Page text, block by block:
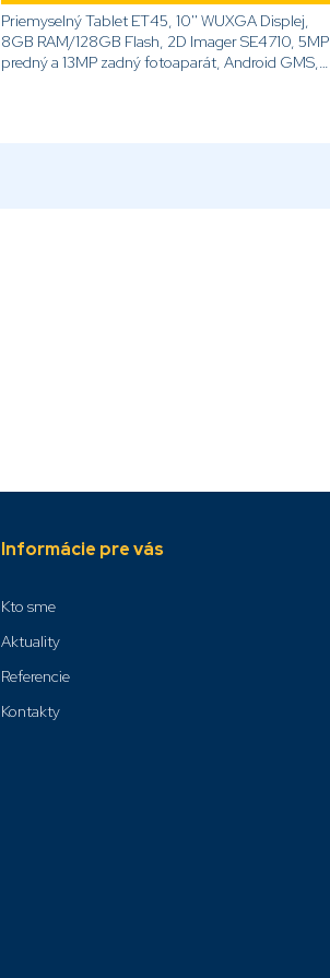
Priemyselný Tablet ET45, 10'' WUXGA Displej,
8GB RAM/128GB Flash, 2D Imager SE4710, 5MP
predný a 13MP zadný fotoaparát, Android GMS,
Informácie pre vás
Kto sme
Aktuality
Referencie
Kontakty